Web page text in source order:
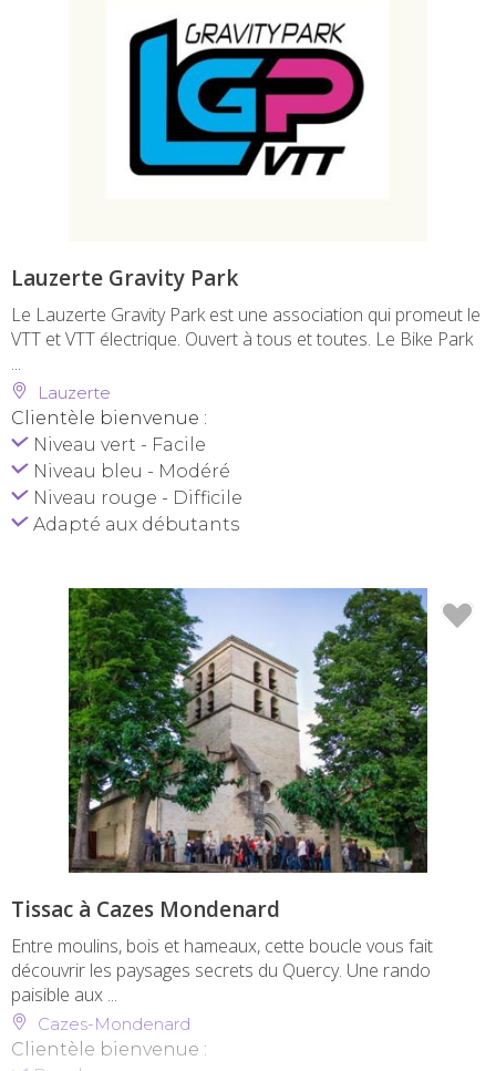
Lauzerte Gravity Park
Le Lauzerte Gravity Park est une association qui promeut le
VTT et VTT électrique. Ouvert à tous et toutes. Le Bike Park
...
Lauzerte
Clientèle bienvenue :
Niveau vert - Facile
Niveau bleu - Modéré
Niveau rouge - Difficile
Adapté aux débutants
Tissac à Cazes Mondenard
Entre moulins, bois et hameaux, cette boucle vous fait
découvrir les paysages secrets du Quercy. Une rando
paisible aux ...
Cazes-Mondenard
Clientèle bienvenue :